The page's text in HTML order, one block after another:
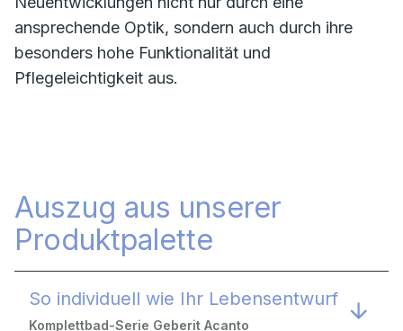
ansprechende Optik, sondern auch durch ihre
besonders hohe Funktionalität und
Pflegeleichtigkeit aus.
Auszug aus unserer
Produktpalette
So individuell wie Ihr Lebensentwurf
Komplettbad-Serie Geberit Acanto